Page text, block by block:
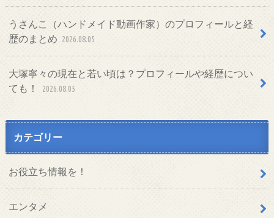
うさんこ（ハンドメイド動画作家）のプロフィールと経
歴のまとめ 2026.08.05
大塚寧々の現在と若い頃は？プロフィールや経歴につい
ても！
2026.08.05
カテゴリー
お役立ち情報を！
エンタメ